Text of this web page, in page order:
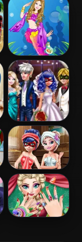
Dentist
Barbie
Mermaid
Princess
Ladybug
Wedding Royal
Guests
Ladybug Sauna
Realife